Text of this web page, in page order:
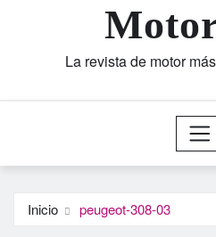
La revista de motor
Inicio peugeot-308-03